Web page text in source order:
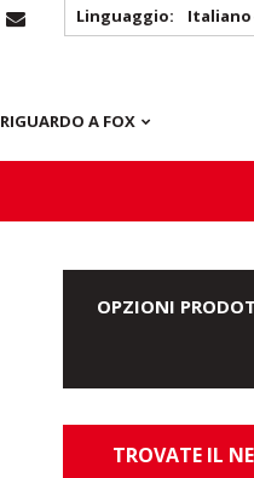
Linguaggio: Italiano
RIGUARDO A FOX
OPZIONI
TROVATE IL